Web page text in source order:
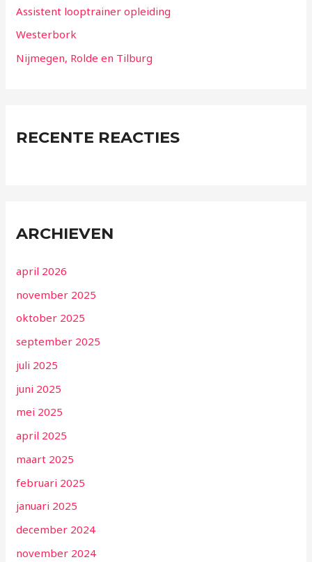
Assistent looptrainer opleiding
Westerbork
Nijmegen, Rolde en Tilburg
RECENTE REACTIES
ARCHIEVEN
april 2026
november 2025
oktober 2025
september 2025
juli 2025
juni 2025
mei 2025
april 2025
maart 2025
februari 2025
januari 2025
december 2024
november 2024